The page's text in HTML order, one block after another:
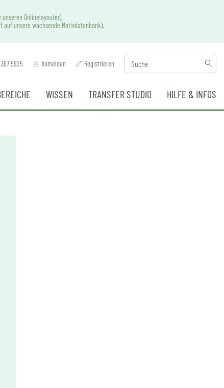
Onlinelayouter),
unsere wachsende Motivdatenbank).
5925 Anmelden Registrieren
WISSEN TRANSFER STUDIO HILFE & INFOS